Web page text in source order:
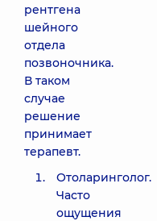
рентгена
шейного
отдела
позвоночника.
В таком
случае
решение
принимает
терапевт.
Отоларинголог.
Часто
ощущения